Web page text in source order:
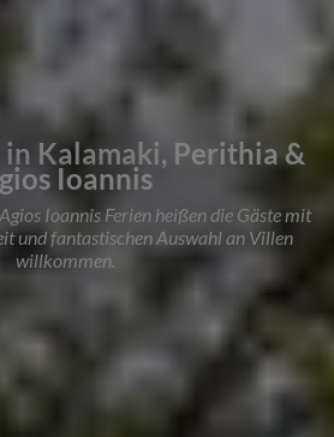
Kalamaki, Perithia &
Ioannis
Ioannis Ferien heißen die Gäste mit
und fantastischen Auswahl an Villen
willkommen.